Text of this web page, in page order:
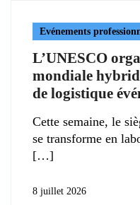
Evénements
L’UNESCO
mondiale
de logistique
Cette semaine, le
se transforme en
8 juillet 2026